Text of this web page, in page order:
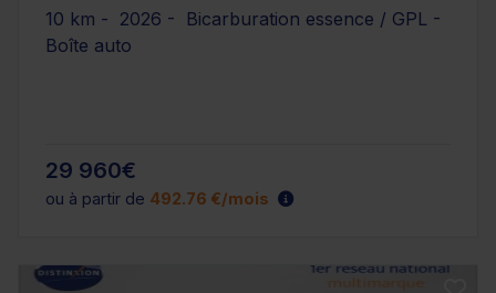
10 km - 2026 - Bicarburation essence / GPL -
Boîte auto
29 960€
ou à partir de 492.76 €/mois